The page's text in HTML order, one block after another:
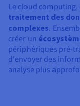
Le cloud
traitement des
complexes.
créer un
périphériques pré-
d'envoyer des
analyse plus